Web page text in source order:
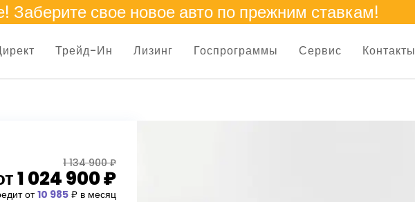
! Заберите свое новое авто по прежним ставкам!
Трейд-Ин Лизинг Госпрограммы Сервис Контакты
1 134 900 ₽
1 024 900₽
от10 985 ₽ в месяц